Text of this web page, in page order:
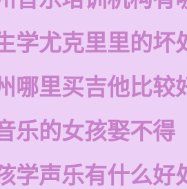
学尤克里里的坏
哪里买吉他比较
乐的女孩娶不得
学声乐有什么好